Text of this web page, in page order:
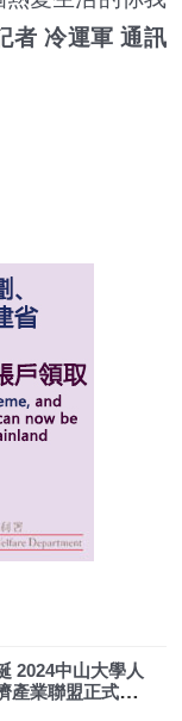
者 冷運軍 通訊
2024中山大學人
產業聯盟正式啟